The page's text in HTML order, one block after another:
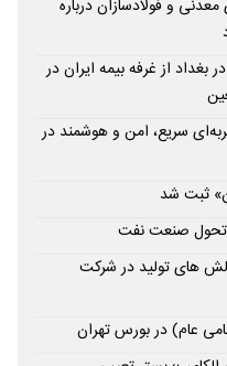
و فولادسازان درباره
بغداد از غرفه بیمه ایران در
سریع، امن و هوشمند در
ثبت شد
تحول صنعت نفت
های تولید در شرکت
عام) در بورس تهران